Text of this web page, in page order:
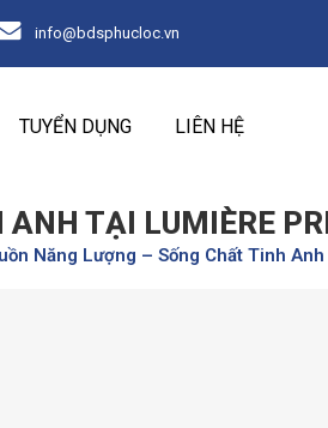
info@bdsphucloc.vn
TUYỂN DỤNG LIÊN HỆ
ANH TẠI LUMIÈRE
Năng Lượng – Sống Chất Tinh